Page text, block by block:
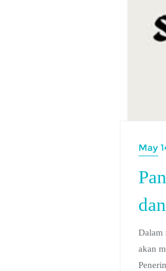
May
Dalam
akan